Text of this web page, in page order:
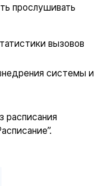
прослушивать
вызовов
системы и
расписания